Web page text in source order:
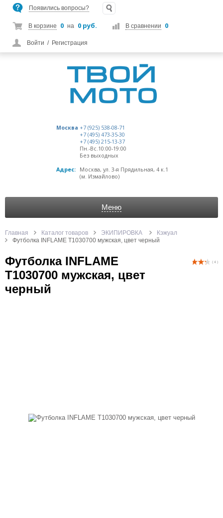
Появились вопросы?
В корзине 0 на 0 руб. В сравнении 0
Войти / Регистрация
Москва +7 (925) 538-08-71
+7 (495) 473-35-30
+7 (495) 215-13-37
Пн.-Вс.10:00-19:00
Без выходных
Адрес:
Москва, ул. 3-я Прядильная, 4 к.1
(м. Измайлово)
Меню
Главная Каталог товаров ЭКИПИРОВКА
Кэжуал
Футболка INFLAME T1030700 мужская, цвет черный
Футболка INFLAME
T1030700 мужская, цвет
черный
( 4 )